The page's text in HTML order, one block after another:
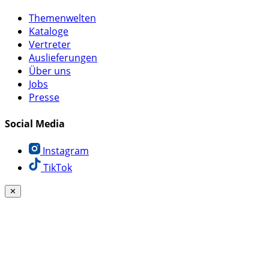
Themenwelten
Kataloge
Vertreter
Auslieferungen
Über uns
Jobs
Presse
Social Media
Instagram
TikTok
✕